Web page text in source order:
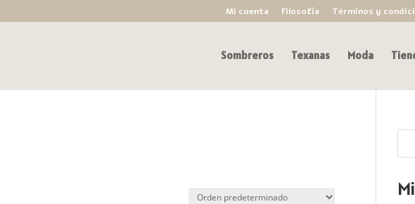
Mi cuenta Filosofía Términos y
Sombreros Texanas Moda